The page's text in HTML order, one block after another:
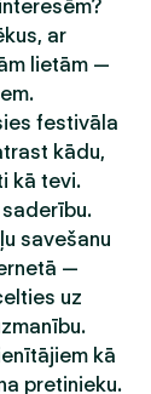
ar
lietām —
festivāla
kādu,
kā tevi.
savešanu
—
uz
kā
pretinieku.